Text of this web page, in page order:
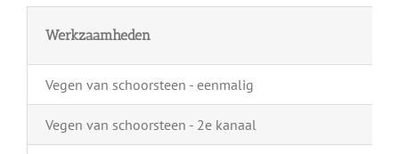
Werkzaamheden
Vegen van schoorsteen - eenmalig
Vegen van schoorsteen - 2e kanaal